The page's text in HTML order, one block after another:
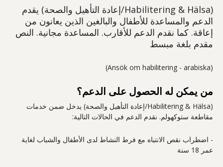
(Habilitering & Hälsa/إعادة التأهيل والصحة) يقدم
الدعم والمساعدة للأطفال والبالغين الذين يعانون من
إعاقة. كما نقدم الدعم للأقارب. المساعدة مجانية. النص
مقدم بلغة مبسط
(Ansök om habilitering - arabiska)
من يمكن له الحصول على الدعم؟
(Habilitering & Hälsa/إعادة التأهيل والصحة) يدخل ضمن خدمات
مقاطعة ستوكهولم. نقدم الدعم في الحالات التالية:
- اضطراب نقص الانتباه مع فرط النشاط لدى الأطفال والشباب لغاية
عمر 18 سنة